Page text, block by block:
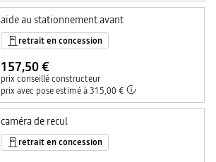
aide au stationnement avant
retrait en concession
157,50 €
prix conseillé constructeur
prix avec pose estimé à 315,00 €
caméra de recul
retrait en concession